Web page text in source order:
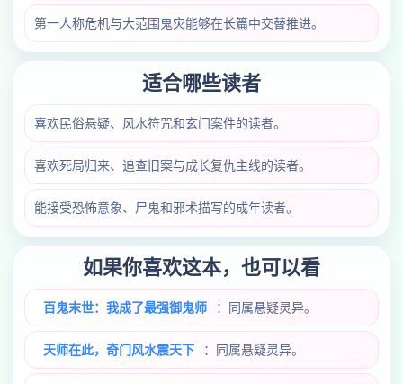
第一人称危机与大范围鬼灾能够在长篇中交替推进。
适合哪些读者
喜欢民俗悬疑、风水符咒和玄门案件的读者。
喜欢死局归来、追查旧案与成长复仇主线的读者。
能接受恐怖意象、尸鬼和邪术描写的成年读者。
如果你喜欢这本，也可以看
百鬼末世：我成了最强御鬼师 ：同属悬疑灵异。
天师在此，奇门风水震天下 ：同属悬疑灵异。